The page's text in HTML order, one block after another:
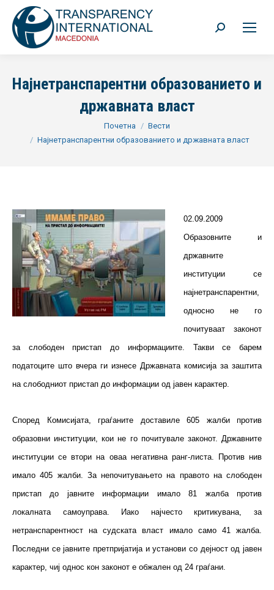
Search:
Најнетранспарентни образованието и
државната власт
Почетна
Вести
Најнетранспарентни образованието и државната власт
02.09.2009
Образовните и
државните
институции се
најнетранспарентни,
односно не го
почитуваат законот
за слободен пристап до информациите. Такви се барем
податоците што вчера ги изнесе Државната комисија за заштита
на слободниот пристап до информации од јавен карактер.
Според Комисијата, граѓаните доставиле 605 жалби против
образовни институции, кои не го почитувале законот. Државните
институции се втори на оваа негативна ранг-листа. Против нив
имало 405 жалби. За непочитувањето на правото на слободен
пристап до јавните информации имало 81 жалба против
локалната самоуправа. Иако најчесто критикувана, за
нетранспарентност на судската власт имало само 41 жалба.
Последни се јавните претпријатија и установи со дејност од јавен
карактер, чиј однос кон законот е обжален од 24 граѓани.